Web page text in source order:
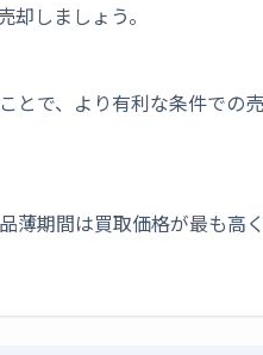
しましょう。
で、より有利な条件での
期間は買取価格が最も高